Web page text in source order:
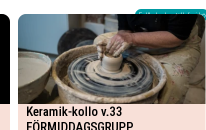
Fullbokad - ställ dig i kö
Keramik-kollo v.33
FÖRMIDDAGSGRUPP